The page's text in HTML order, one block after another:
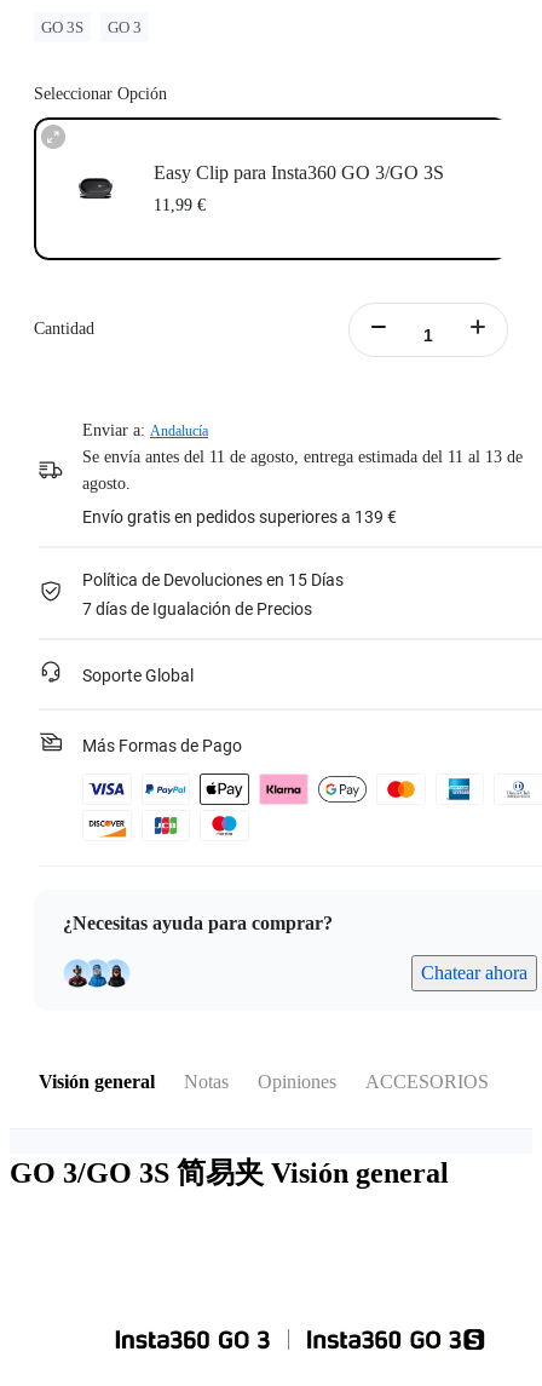
GO 3S GO 3
Seleccionar Opción
Easy Clip para Insta360 GO 3/GO 3S
11,99 €
Cantidad
Enviar a: Andalucía
Se envía antes del 11 de agosto, entrega estimada del 11 al 13 de
agosto.
Envío gratis en pedidos superiores a 139 €
Política de Devoluciones en 15 Días
7 días de Igualación de Precios
Soporte Global
Más Formas de Pago
¿Necesitas ayuda para comprar?
Chatear ahora
Visión general Notas Opiniones ACCESORIOS
GO 3/GO 3S 简易夹 Visión general